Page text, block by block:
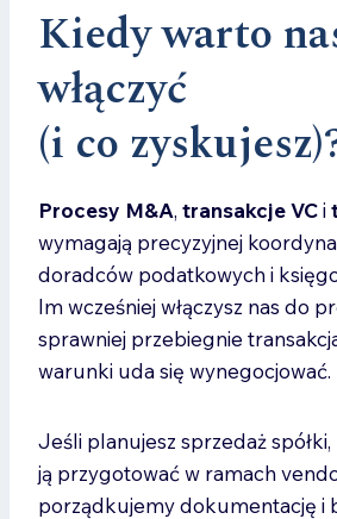
Kiedy warto
włączyć
(i co
Procesy M&A, transakcje VCi
wymagają precyzyjnej
doradców podatkowych i
Im wcześniej włączysz nas do
sprawniej przebiegnie
warunki uda się wynegocjować.
Jeśli planujesz sprzedaż
ją przygotować w ramach
porządkujemy dokumentację i